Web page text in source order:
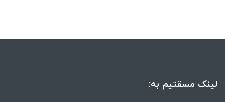
لینک مسقتیم به: